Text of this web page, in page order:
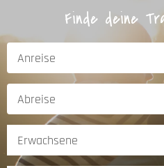
Finde deine